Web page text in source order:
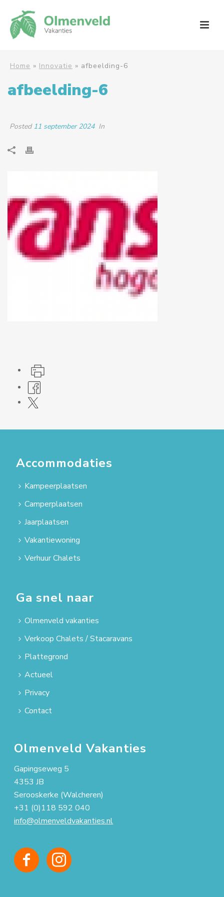
Home » Innovatie » afbeelding-6
afbeelding-6
Posted11 september 2024 In
Accommodaties
Kampeerplaatsen
Camperplaatsen
Jaarplaatsen
Vakantiewoning
Verhuur Chalets
Ga snel naar
Olmenveld vakanties
Verkoop Chalets / Stacaravans
Plattegrond
Actueel
Privacy
Contact
Olmenveld Vakanties
Gapingseweg 5
4353 JB
Serooskerke (Walcheren)
+31 (0)118 592 040
info@olmenveldvakanties.nl